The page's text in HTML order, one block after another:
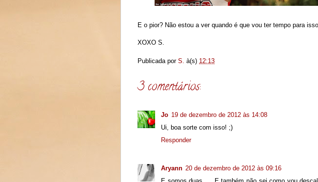
E o pior? Não estou a ver quando é que vou ter tempo para
XOXO S.
Publicada por S. à(s) 12:13
3 comentários:
Jo 19 de dezembro de 2012 às 14:08
Ui, boa sorte com isso! ;)
Responder
Aryann 20 de dezembro de 2012 às 09:16